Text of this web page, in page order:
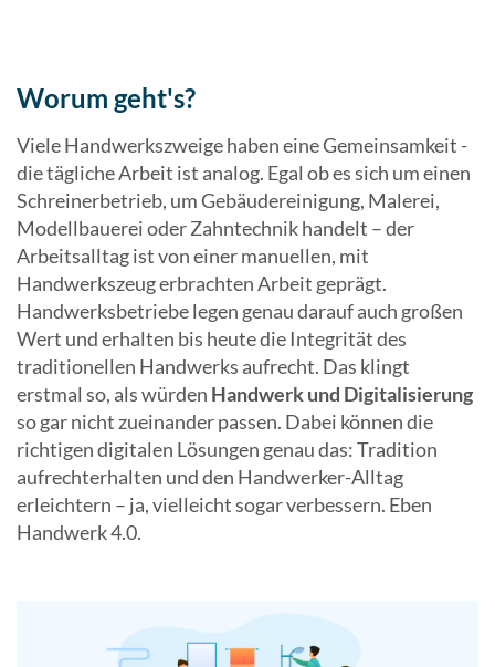
Worum geht's?
Viele Handwerkszweige haben eine Gemeinsamkeit -
die tägliche Arbeit ist analog. Egal ob es sich um einen
Schreinerbetrieb, um Gebäudereinigung, Malerei,
Modellbauerei oder Zahntechnik handelt – der
Arbeitsalltag ist von einer manuellen, mit
Handwerkszeug erbrachten Arbeit geprägt.
Handwerksbetriebe legen genau darauf auch großen
Wert und erhalten bis heute die Integrität des
traditionellen Handwerks aufrecht. Das klingt
erstmal so, als würden Handwerk und Digitalisierung
so gar nicht zueinander passen. Dabei können die
richtigen digitalen Lösungen genau das: Tradition
aufrechterhalten und den Handwerker-Alltag
erleichtern – ja, vielleicht sogar verbessern. Eben
Handwerk 4.0.